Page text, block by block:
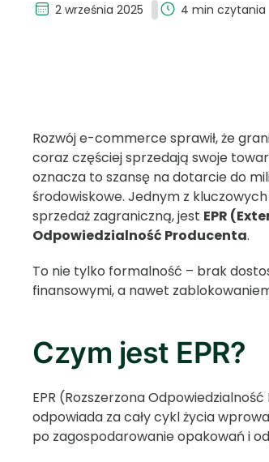
2 września 2025 4 min czytania
Rozwój e-commerce sprawił, że
coraz częściej sprzedają swoje
oznacza to szansę na dotarcie do
środowiskowe. Jednym z
sprzedaż zagraniczną, jest EPR
Odpowiedzialność Producenta.
To nie tylko formalność – brak
finansowymi, a nawet
Czym jest EPR?
EPR (Rozszerzona
odpowiada za cały cykl życia
po zagospodarowanie opakowań i